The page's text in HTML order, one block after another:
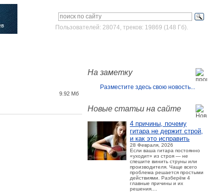
Пользователей: 28074, треков: 19869 (148 Гб).
На заметку
Разместите здесь свою новость...
Новые статьи на сайте
4 причины, почему
гитара не держит строй,
и как это исправить
28 Февраля, 2026
Если ваша гитара постоянно
«уходит» из строя — не
спешите винить струны или
производителя. Чаще всего
проблема решается простыми
действиями. Разберём 4
главные причины и их
решения....
9.92 Мб